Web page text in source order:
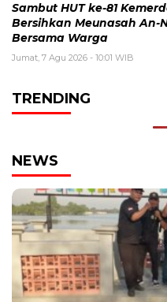
Sambut HUT ke-81
Bersihkan Meunasah An-
Bersama Warga
Jumat, 7 Agu 2026 - 10:01 WIB
TRENDING
NEWS